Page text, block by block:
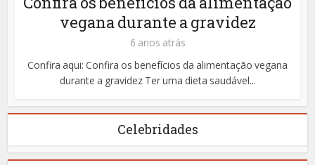
vegana durante a gravidez
6 anos atrás
Confira aqui: Confira os benefícios da alimentação vegana
durante a gravidez Ter uma dieta saudável...
Celebridades